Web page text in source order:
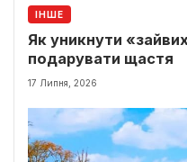
ІНШЕ
Як уникнути
подарувати щастя
17 Липня, 2026